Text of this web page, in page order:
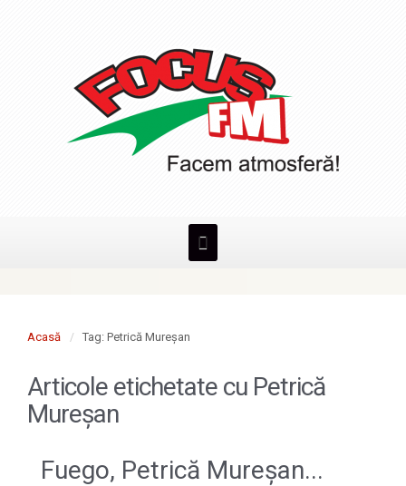
Acasă Tag: Petrică Mureşan
Articole etichetate cu Petrică
Mureşan
Fuego, Petrică Mureşan...